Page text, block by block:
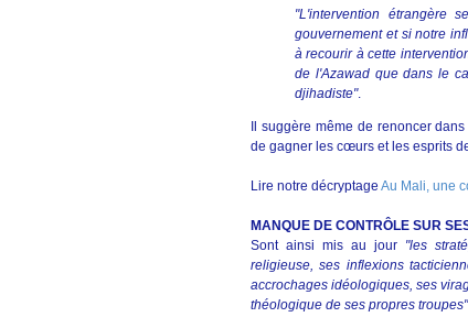
"L'intervention étrangère
gouvernement et si notre
à recourir à cette
de l'Azawad que dans le
djihadiste".
Il suggère même de renoncer
de gagner les cœurs et les esprits
Lire notre décryptage Au Mali, une
MANQUE DE CONTRÔLE SUR
Sont ainsi mis au jour "les
religieuse, ses inflexions
accrochages idéologiques, ses
théologique de ses propres troupes"